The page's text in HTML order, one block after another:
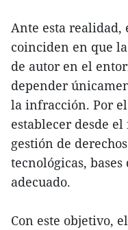
Ante esta realidad,
coinciden en que
de autor en el
depender
la infracción. Por
establecer desde
gestión de
tecnológicas,
adecuado.
Con este objetivo,